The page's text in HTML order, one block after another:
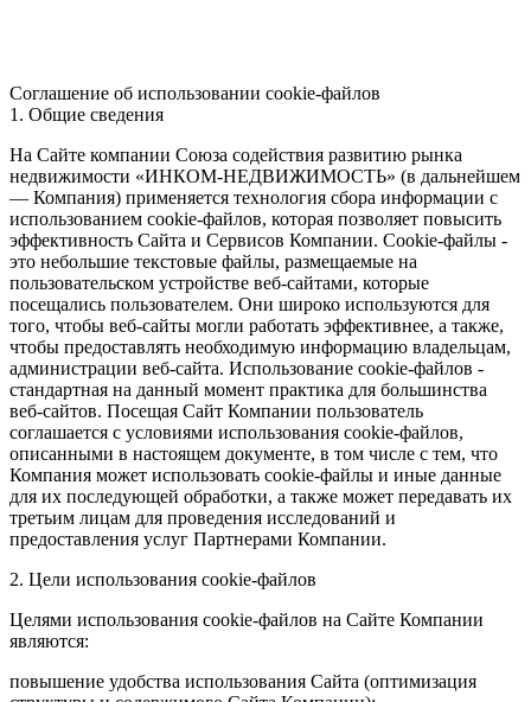
Соглашение об использовании cookie-файлов
1. Общие сведения
На Сайте компании Союза содействия развитию рынка
недвижимости «ИНКОМ-НЕДВИЖИМОСТЬ» (в дальнейшем
— Компания) применяется технология сбора информации с
использованием cookie-файлов, которая позволяет повысить
эффективность Сайта и Сервисов Компании. Сookie-файлы -
это небольшие текстовые файлы, размещаемые на
пользовательском устройстве веб-сайтами, которые
посещались пользователем. Они широко используются для
того, чтобы веб-сайты могли работать эффективнее, а также,
чтобы предоставлять необходимую информацию владельцам,
администрации веб-сайта. Использование cookie-файлов -
стандартная на данный момент практика для большинства
веб-сайтов. Посещая Сайт Компании пользователь
соглашается с условиями использования cookie-файлов,
описанными в настоящем документе, в том числе с тем, что
Компания может использовать cookie-файлы и иные данные
для их последующей обработки, а также может передавать их
третьим лицам для проведения исследований и
предоставления услуг Партнерами Компании.
2. Цели использования cookie-файлов
Целями использования cookie-файлов на Сайте Компании
являются:
повышение удобства использования Сайта (оптимизация